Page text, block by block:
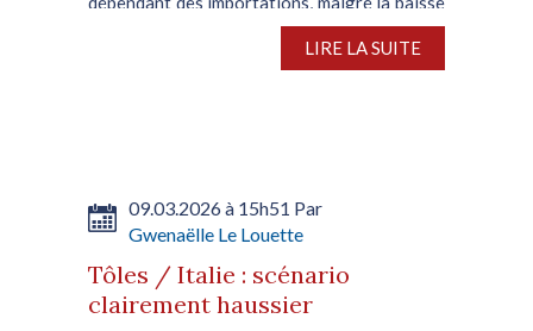
prévue des quotas alloués, d’après le
directeur général d’UK Steel, Gareth Stace. Il
LIRE LA SUITE
09.03.2026 à 15h51 Par
Gwenaëlle Le Louette
Tôles / Italie : scénario
clairement haussier